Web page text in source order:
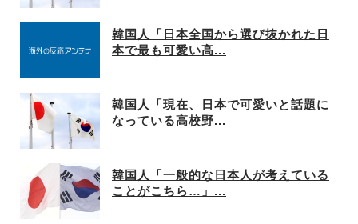
韓国人「日本全国から選び抜かれた日
本で最も可愛い高...
韓国人「現在、日本で可愛いと話題に
なっている高校野...
韓国人「一般的な日本人が考えている
ことがこちら…」...